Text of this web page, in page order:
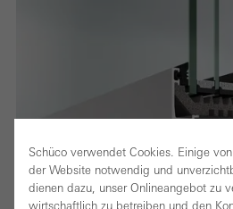
Schüco verwendet Cookies. Einige
der Website notwendig und
dienen dazu, unser Onlineangebot zu
wirtschaftlich zu betreiben und den